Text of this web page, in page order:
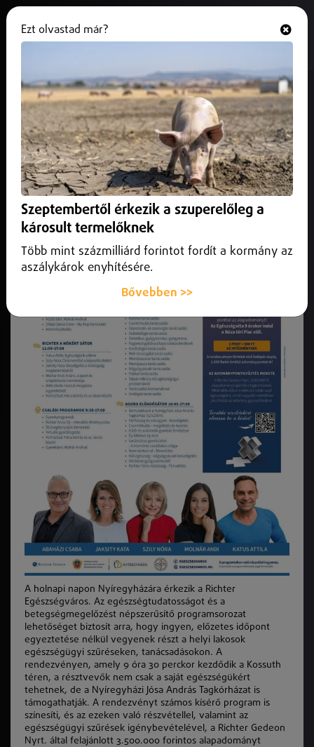
A holnapi napon mindenkit vár az
Egészségváros
2024. október 04.Programajánló
A holnapi napon mindenkit vár az Egészségváros
A holnapi napon Nyíregyházára érkezik a Richter
Egészségváros. Az egészségtudatosságot és a
betegségmegelőzést népszerűsítő programsorozat
lehetőséget biztosít arra, hogy ingyen, előzetes időpont
egyeztetése nélkül vegyenek részt a helyi lakosok
egészségügyi szűréseken, tanácsadásokon. A
rendezvényen, amely 9 óra 30 perckor kezdődik a Kossuth
téren, a résztvevők nem csak a saját egészségükért
tehetnek, de a Nyíregyházi Jósa András Tagkórházat is
támogathatják. A rendezvényt számos kísérő program is
színesíti, és az ezeken való részvétellel, valamint az
egészségügyi szűrések igénybevételével, a Richter Gedeon
Nyrt. által felajánlott 3.500.000 forintos alapadományt
Ezt olvastad már?
Szeptembertől érkezik a szuperelőleg a
károsult termelőknek
Több mint százmilliárd forintot fordít a kormány az
aszálykárok enyhítésére.
Bővebben >>